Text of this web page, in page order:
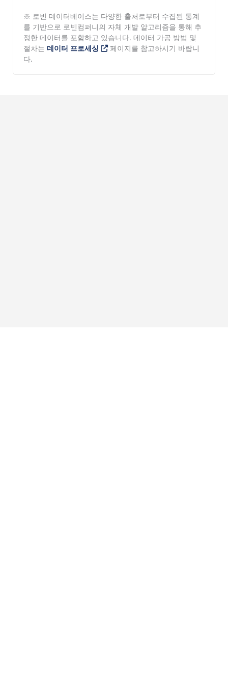
※ 로빈 데이터베이스는 다양한 출처로부터 수집된 통계
를 기반으로 로빈컴퍼니의 자체 개발 알고리즘을 통해 추
정한 데이터를 포함하고 있습니다. 데이터 가공 방법 및
절차는 데이터 프로세싱
페이지를 참고하시기 바랍니
다.